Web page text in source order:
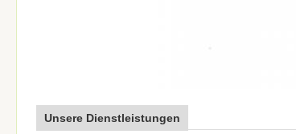
Unsere Dienstleistungen